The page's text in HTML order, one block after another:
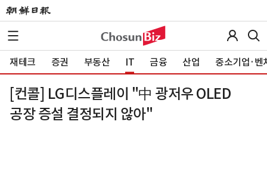
재테크 증권 부동산 IT 금융 산업 중소기업·벤
[컨콜] LG디스플레이 "中 광저우 OLED
공장 증설 결정되지 않아"